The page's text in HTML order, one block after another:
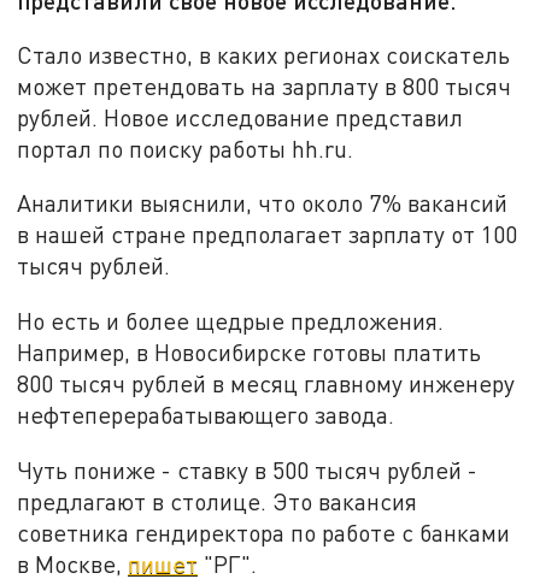
Стало известно, в каких регионах соискатель
может претендовать на зарплату в 800 тысяч
рублей. Новое исследование представил
портал по поиску работы hh.ru.
Аналитики выяснили, что около 7% вакансий
в нашей стране предполагает зарплату от 100
тысяч рублей.
Но есть и более щедрые предложения.
Например, в Новосибирске готовы платить
800 тысяч рублей в месяц главному инженеру
нефтеперерабатывающего завода.
Чуть пониже - ставку в 500 тысяч рублей -
предлагают в столице. Это вакансия
советника гендиректора по работе с банками
в Москве, пишет "РГ".